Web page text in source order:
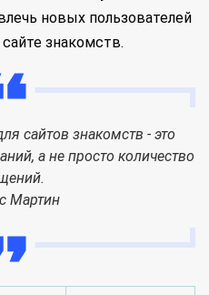
новых пользователей
знакомств.
сайтов знакомств - это
а не просто количество
Мартин